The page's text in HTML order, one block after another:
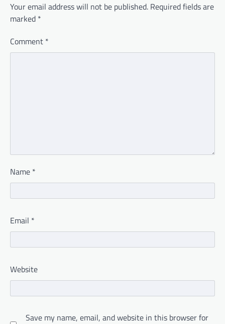
Your email address will not be published. Required fields are
marked *
Comment *
Name *
Email *
Website
Save my name, email, and website in this browser for